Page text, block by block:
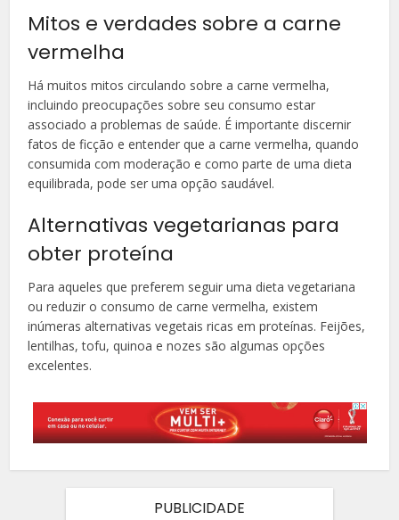
Mitos e verdades sobre a carne
vermelha
Há muitos mitos circulando sobre a carne vermelha,
incluindo preocupações sobre seu consumo estar
associado a problemas de saúde. É importante discernir
fatos de ficção e entender que a carne vermelha, quando
consumida com moderação e como parte de uma dieta
equilibrada, pode ser uma opção saudável.
Alternativas vegetarianas para
obter proteína
Para aqueles que preferem seguir uma dieta vegetariana
ou reduzir o consumo de carne vermelha, existem
inúmeras alternativas vegetais ricas em proteínas. Feijões,
lentilhas, tofu, quinoa e nozes são algumas opções
excelentes.
PUBLICIDADE